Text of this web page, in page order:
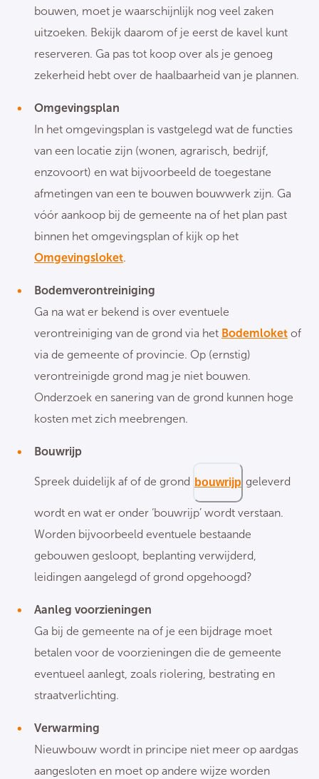
bouwen, moet je waarschijnlijk nog veel zaken
uitzoeken. Bekijk daarom of je eerst de kavel kunt
reserveren. Ga pas tot koop over als je genoeg
zekerheid hebt over de haalbaarheid van je plannen.
Omgevingsplan
In het omgevingsplan is vastgelegd wat de functies
van een locatie zijn (wonen, agrarisch, bedrijf,
enzovoort) en wat bijvoorbeeld de toegestane
afmetingen van een te bouwen bouwwerk zijn. Ga
vóór aankoop bij de gemeente na of het plan past
binnen het omgevingsplan of kijk op het
Omgevingsloket.
Bodemverontreiniging
Ga na wat er bekend is over eventuele
verontreiniging van de grond via het Bodemloket of
via de gemeente of provincie. Op (ernstig)
verontreinigde grond mag je niet bouwen.
Onderzoek en sanering van de grond kunnen hoge
kosten met zich meebrengen.
Bouwrijp
Spreek duidelijk af of de grond bouwrijp geleverd
wordt en wat er onder ‘bouwrijp’ wordt verstaan.
Worden bijvoorbeeld eventuele bestaande
gebouwen gesloopt, beplanting verwijderd,
leidingen aangelegd of grond opgehoogd?
Aanleg voorzieningen
Ga bij de gemeente na of je een bijdrage moet
betalen voor de voorzieningen die de gemeente
eventueel aanlegt, zoals riolering, bestrating en
straatverlichting.
Verwarming
Nieuwbouw wordt in principe niet meer op aardgas
aangesloten en moet op andere wijze worden